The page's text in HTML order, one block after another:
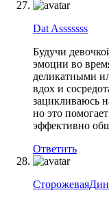
Dat Asssssss
Будучи
эмоции во
деликатными
вдох и
зацикливаюсь
но это
эффективно
Ответить